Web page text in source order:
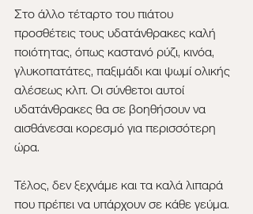
Στο άλλο τέταρτο του πιάτου
προσθέτεις τους υδατάνθρακες καλή
ποιότητας, όπως καστανό ρύζι, κινόα,
γλυκοπατάτες, παξιμάδι και ψωμί ολικής
αλέσεως κλπ. Οι σύνθετοι αυτοί
υδατάνθρακες θα σε βοηθήσουν να
αισθάνεσαι κορεσμό για περισσότερη
ώρα.
Τέλος, δεν ξεχνάμε και τα καλά λιπαρά
που πρέπει να υπάρχουν σε κάθε γεύμα.